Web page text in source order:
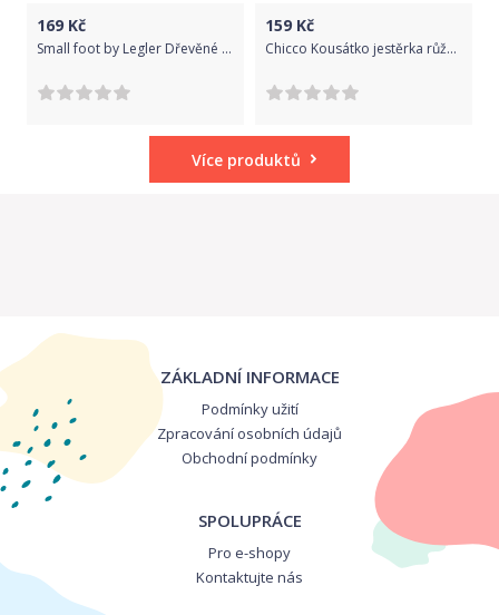
169 Kč
Small foot by Legler Dřevěné chrastítko Small Foot Kroužek
159 Kč
Chicco Kousátko jestěrka růžová
Více produktů
ZÁKLADNÍ INFORMACE
Podmínky užití
Zpracování osobních údajů
Obchodní podmínky
SPOLUPRÁCE
Pro e-shopy
Kontaktujte nás